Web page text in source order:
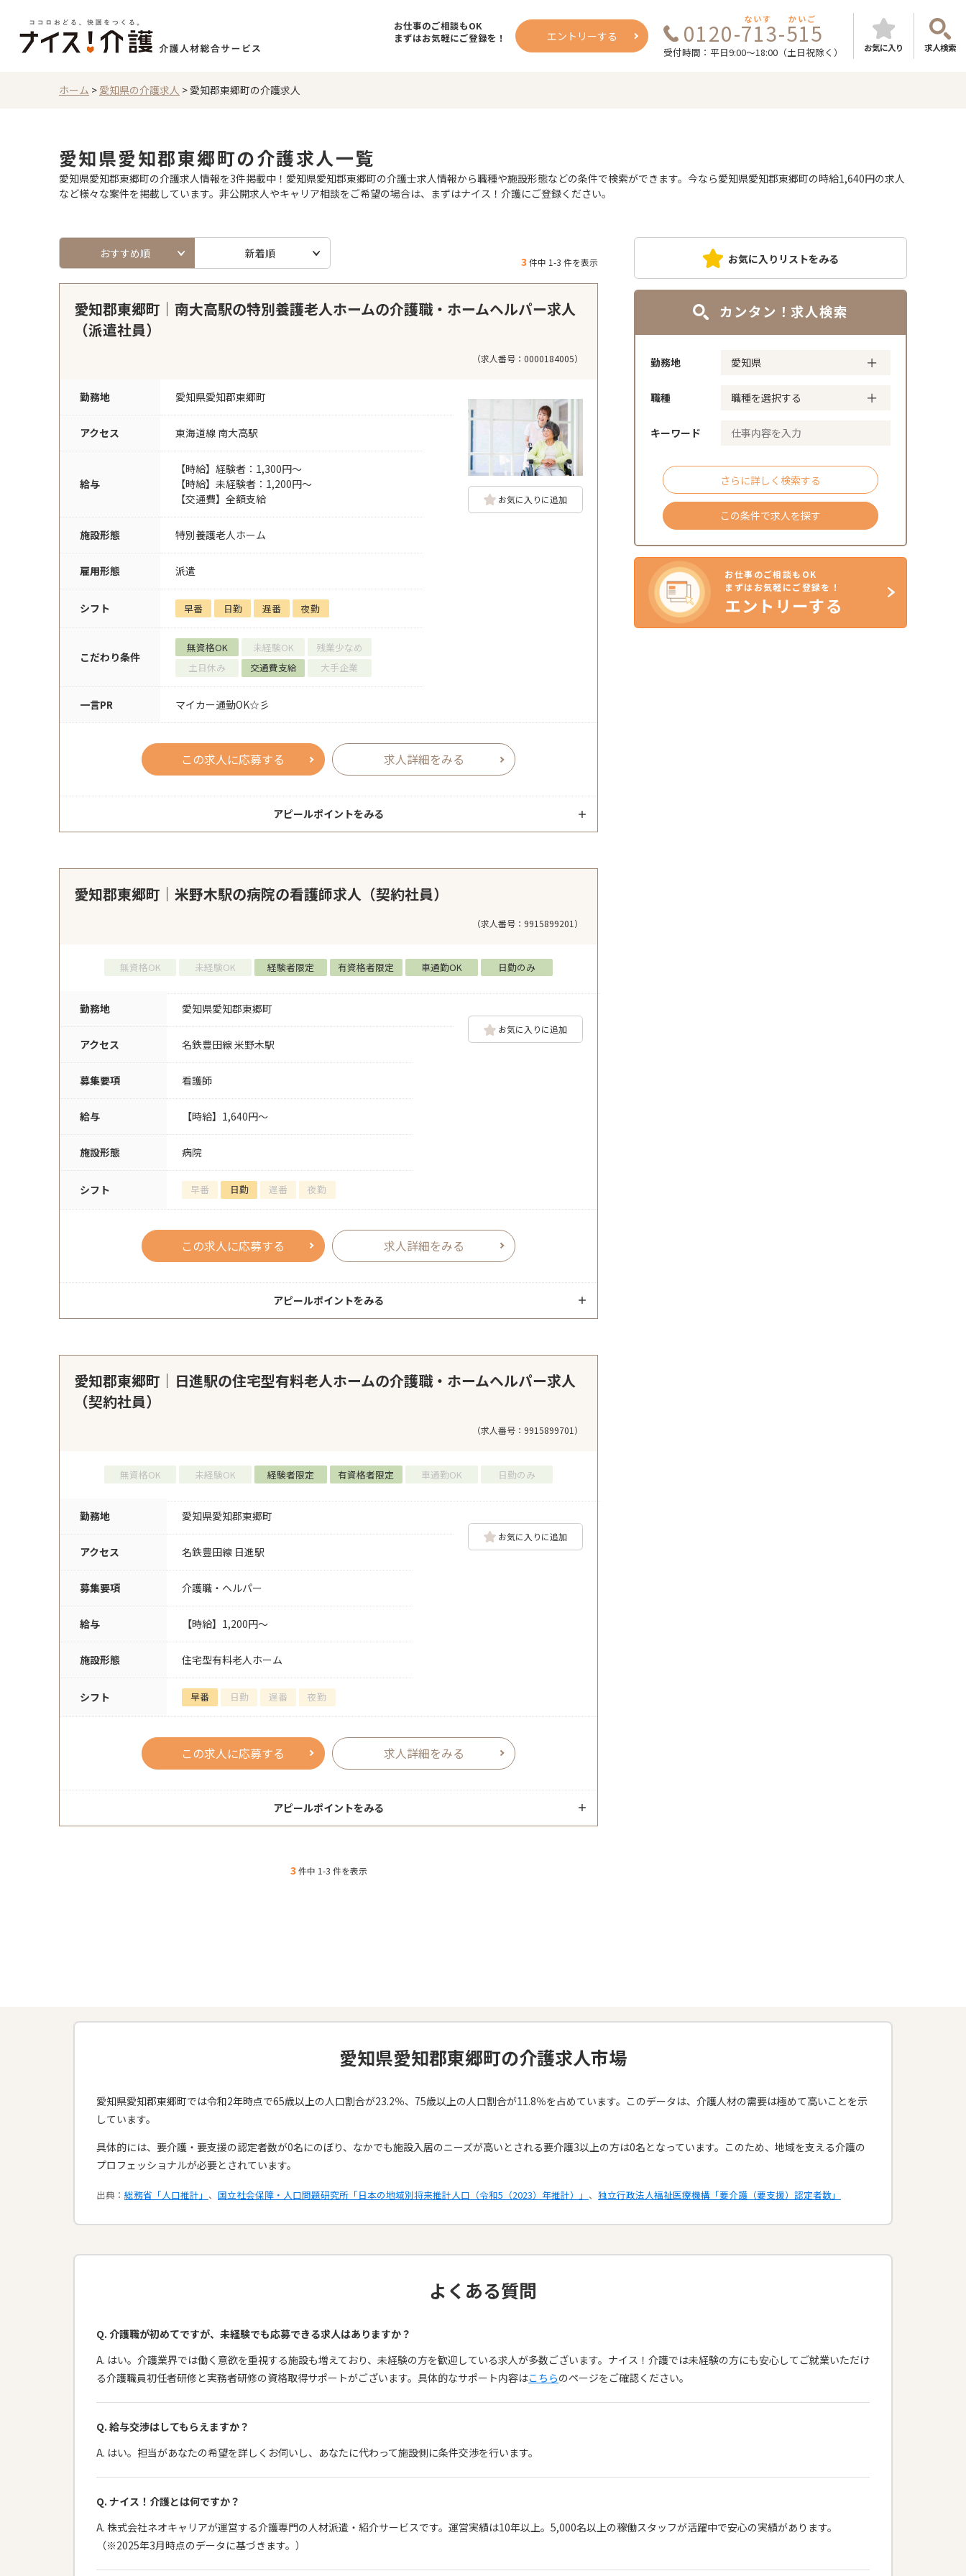
お仕事のご相談もOK
まずはお気軽にご登録を！
エントリーする 0120-713-515
ないす かいご
受付時間：平日9:00～18:00（土日祝除く） お気に入り 求人検索
ホーム > 愛知県の介護求人 > 愛知郡東郷町の介護求人
愛知県愛知郡東郷町の介護求人一覧
愛知県愛知郡東郷町の介護求人情報を3件掲載中！愛知県愛知郡東郷町の介護士求人情報から職種や施設形態などの条件で検索ができます。今なら愛知県愛知郡東郷町の時給1,640円の求人
など様々な案件を掲載しています。非公開求人やキャリア相談をご希望の場合は、まずはナイス！介護にご登録ください。
3件中 1-3 件を表示
おすすめ順 新着順
愛知郡東郷町｜南大高駅の特別養護老人ホームの介護職・ホームヘルパー求人
（派遣社員）
（求人番号：0000184005）
勤務地 愛知県愛知郡東郷町
アクセス 東海道線 南大高駅
給与
【時給】経験者：1,300円～
【時給】未経験者：1,200円～
【交通費】全額支給
施設形態 特別養護老人ホーム
雇用形態 派遣
シフト 早番 日勤 遅番 夜勤
こだわり条件
無資格OK 未経験OK
残業少なめ
土日休み
交通費支給 大手企業
一言PR マイカー通勤OK☆彡
お気に入りに追加
この求人に応募する 求人詳細をみる
アピールポイントをみる
愛知郡東郷町｜米野木駅の病院の看護師求人（契約社員）
（求人番号：9915899201）
無資格OK 未経験OK 経験者限定 有資格者限定 車通勤OK 日勤のみ
勤務地 愛知県愛知郡東郷町
アクセス 名鉄豊田線 米野木駅
募集要項 看護師
給与 【時給】1,640円～
施設形態 病院
シフト 早番 日勤 遅番 夜勤
お気に入りに追加
この求人に応募する 求人詳細をみる
アピールポイントをみる
愛知郡東郷町｜日進駅の住宅型有料老人ホームの介護職・ホームヘルパー求人
（契約社員）
（求人番号：9915899701）
無資格OK 未経験OK 経験者限定 有資格者限定 車通勤OK 日勤のみ
勤務地 愛知県愛知郡東郷町
アクセス 名鉄豊田線 日進駅
募集要項 介護職・ヘルパー
給与 【時給】1,200円～
施設形態 住宅型有料老人ホーム
シフト 早番 日勤 遅番 夜勤
お気に入りに追加
この求人に応募する 求人詳細をみる
アピールポイントをみる
3件中 1-3 件を表示
お気に入りリストをみる
カンタン！求人検索
勤務地
職種
キーワード
さらに詳しく検索する
この条件で求人を探す
お仕事のご相談もOK
まずはお気軽にご登録を！
エントリーする
愛知県愛知郡東郷町の介護求人市場
愛知県愛知郡東郷町では令和2年時点で65歳以上の人口割合が23.2％、75歳以上の人口割合が11.8％を占めています。このデータは、介護人材の需要は極めて高いことを示
しています。
具体的には、要介護・要支援の認定者数が0名にのぼり、なかでも施設入居のニーズが高いとされる要介護3以上の方は0名となっています。このため、地域を支える介護の
プロフェッショナルが必要とされています。​
出典： 総務省「人口推計」 、 国立社会保障・人口問題研究所「日本の地域別将来推計人口（令和5（2023）年推計）」 、 独立行政法人福祉医療機構「要介護（要支援）認定者数」
よくある質問
Q. 介護職が初めてですが、未経験でも応募できる求人はありますか？
A. はい。介護業界では働く意欲を重視する施設も増えており、未経験の方を歓迎している求人が多数ございます。ナイス！介護では未経験の方にも安心してご就業いただけ
る介護職員初任者研修と実務者研修の資格取得サポートがございます。具体的なサポート内容はこちらのページをご確認ください。
Q. 給与交渉はしてもらえますか？
A. はい。担当があなたの希望を詳しくお伺いし、あなたに代わって施設側に条件交渉を行います。
Q. ナイス！介護とは何ですか？
A. 株式会社ネオキャリアが運営する介護専門の人材派遣・紹介サービスです。運営実績は10年以上。5,000名以上の稼働スタッフが活躍中で安心の実績があります。
（※2025年3月時点のデータに基づきます。）